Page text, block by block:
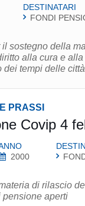
DESTINATARI
FONDI
sostegno della
alla cura e
dei tempi delle città
PRASSI
Covip 4
2000
di rilascio
pensione aperti